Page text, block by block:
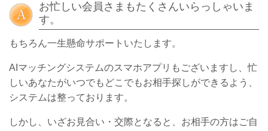
お忙しい会員さまもたくさんいらっしゃいま
す。
もちろん一生懸命サポートいたします。
AIマッチングシステムのスマホアプリもございますし、忙
しいあなたがいつでもどこでもお相手探しができるよう、
システムは整っております。
しかし、いざお見合い・交際となると、お相手の方はご自